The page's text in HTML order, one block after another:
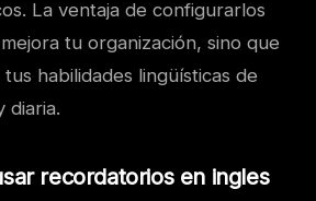
La ventaja de configurarlos
tu organización, sino que
habilidades lingüísticas de
diaria.
recordatorios en ingles